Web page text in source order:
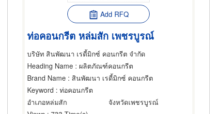
Add RFQ
ท่อคอนกรีต หล่มสัก เพชรบูรณ์
บริษัท สินพัฒนา เรดี้มิกซ์ คอนกรีต จำกัด
Heading Name : ผลิตภัณฑ์คอนกรีต
Brand Name : สินพัฒนา เรดี้มิกซ์ คอนกรีต
Keyword : ท่อคอนกรีต
อำเภอหล่มสัก
จังหวัดเพชรบูรณ์